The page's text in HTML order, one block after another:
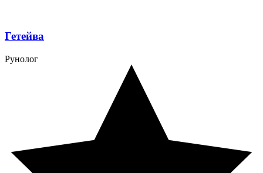
Гетейва
Рунолог